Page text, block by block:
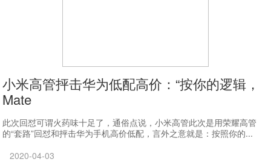
小米高管抨击华为低配高价：“按你的逻辑，
Mate
此次回怼可谓火药味十足了，通俗点说，小米高管此次是用荣耀高管
的“套路”回怼和抨击华为手机高价低配，言外之意就是：按照你的...
2020-04-03